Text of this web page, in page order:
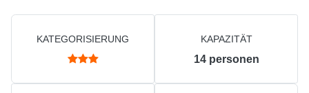
KATEGORISIERUNG KAPAZITÄT
14 personen